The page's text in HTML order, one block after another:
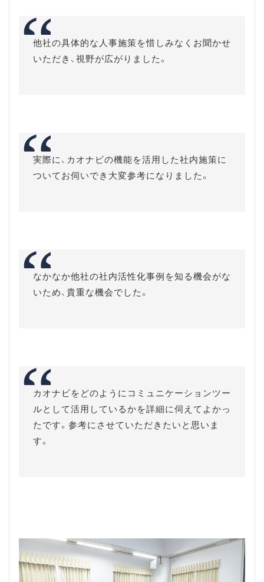
他社の具体的な人事施策を惜しみなくお聞かせ
いただき、視野が広がりました。
実際に、カオナビの機能を活用した社内施策に
ついてお伺いでき大変参考になりました。
なかなか他社の社内活性化事例を知る機会がな
いため、貴重な機会でした。
カオナビをどのようにコミュニケーションツー
ルとして活用しているかを詳細に伺えてよかっ
たです。参考にさせていただきたいと思いま
す。